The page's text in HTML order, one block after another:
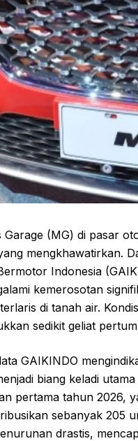
(MG) di pasar
mengkhawatirkan.
Indonesia
kemerosotan
di tanah air.
sedikit geliat
GAIKINDO
biang keladi
pertama tahun 2026,
sebanyak 205
drastis,